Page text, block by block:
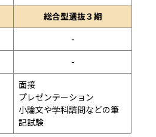
総合型選抜３期
-
-
面接
プレゼンテーション
小論文や学科諮問などの筆
記試験